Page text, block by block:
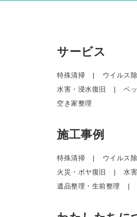
サービス
特殊清掃 ウイルス
水害・浸水復旧
ペ
空き家整理
施工事例
特殊清掃 ウイルス
火災・ボヤ復旧
水
遺品整理・生前整理